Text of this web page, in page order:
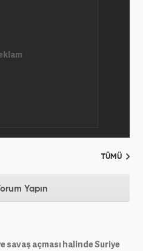
TÜMÜ
Yapın
savaş açması halinde Suriye